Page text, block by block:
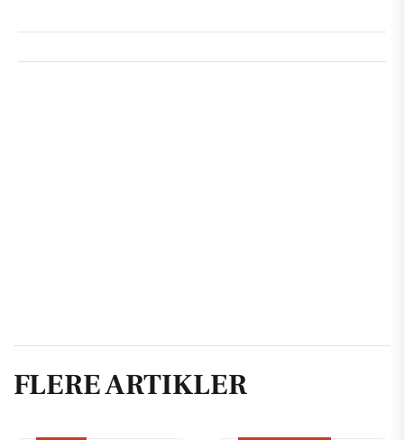
FLERE ARTIKLER